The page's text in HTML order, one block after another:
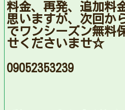
料金、再発、追加料
思いますが、次回か
でワンシーズン無料
せくださいませ☆
09052353239